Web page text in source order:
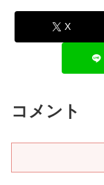
X
コメント